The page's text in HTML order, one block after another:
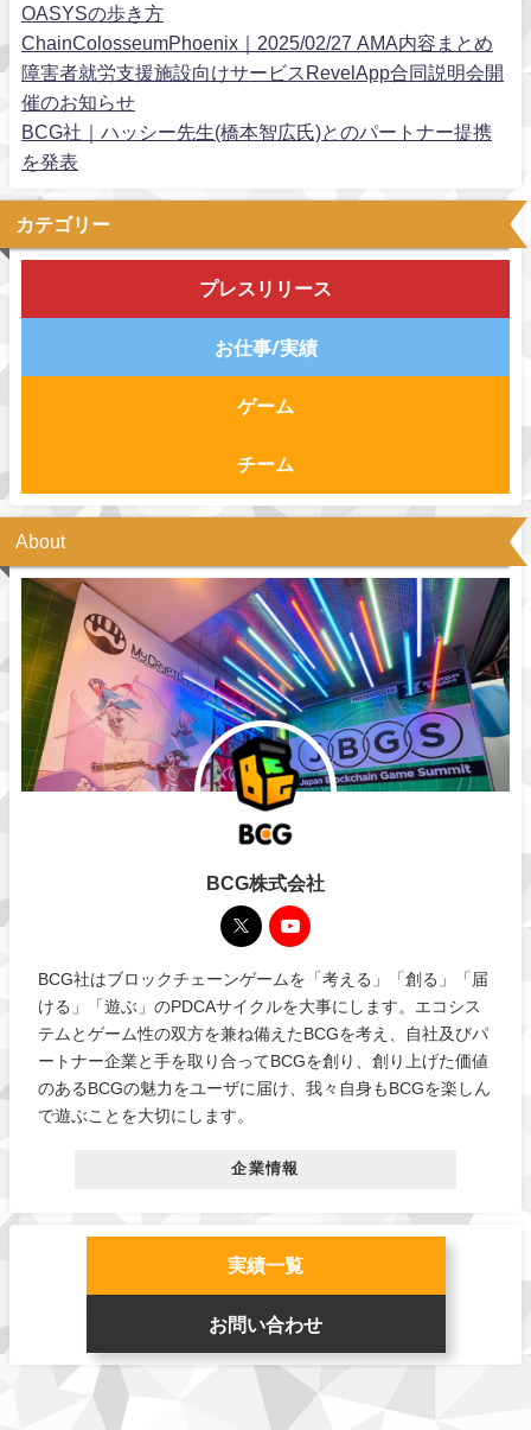
OASYSの歩き方
ChainColosseumPhoenix｜2025/02/27 AMA内容まとめ
障害者就労支援施設向けサービスRevelApp合同説明会開
催のお知らせ
BCG社｜ハッシー先生(橋本智広氏)とのパートナー提携
を発表
カテゴリー
プレスリリース
お仕事/実績
ゲーム
チーム
About
BCG株式会社
BCG社はブロックチェーンゲームを「考える」「創る」「届
ける」「遊ぶ」のPDCAサイクルを大事にします。エコシス
テムとゲーム性の双方を兼ね備えたBCGを考え、自社及びパ
ートナー企業と手を取り合ってBCGを創り、創り上げた価値
のあるBCGの魅力をユーザに届け、我々自身もBCGを楽しん
で遊ぶことを大切にします。
企業情報
実績一覧
お問い合わせ